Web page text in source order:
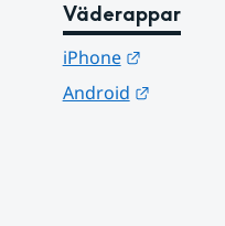
Väderappar
iPhone
Länk till
Android
Länk till